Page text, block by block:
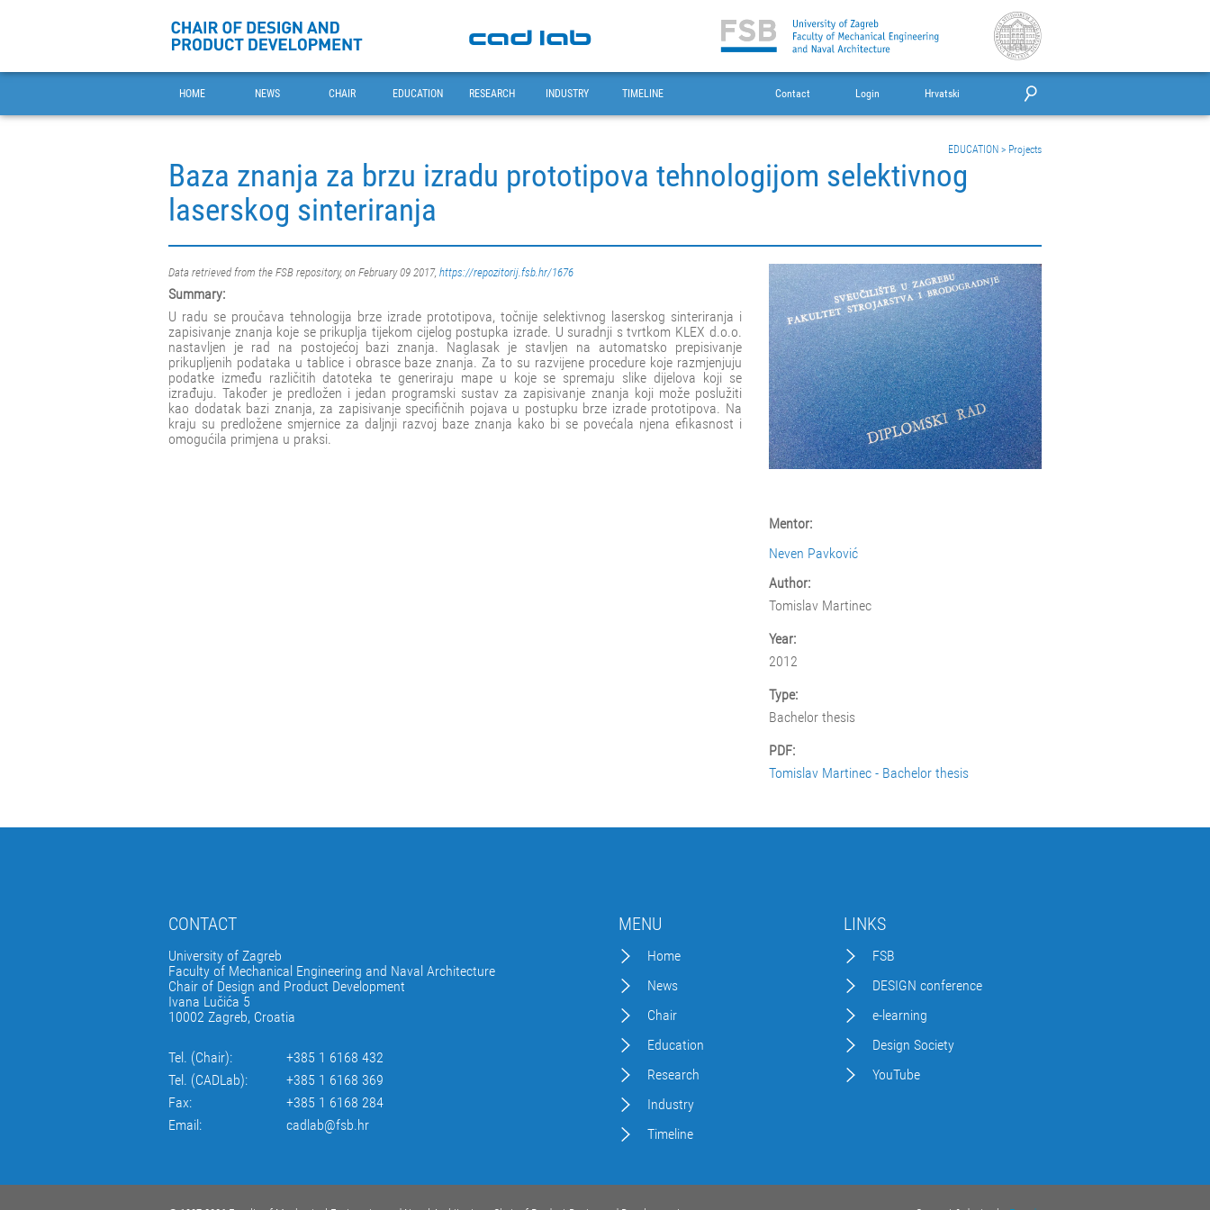
HOME NEWS CHAIR EDUCATION RESEARCH INDUSTRY TIMELINE Contact Login Hrvatski
EDUCATION > Projects
Baza znanja za brzu izradu prototipova tehnologijom selektivnog
laserskog sinteriranja
Data retrieved from the FSB repository, on February 09 2017, https://repozitorij.fsb.hr/1676
Summary:
U radu se proučava tehnologija brze izrade prototipova, točnije selektivnog laserskog sinteriranja i
zapisivanje znanja koje se prikuplja tijekom cijelog postupka izrade. U suradnji s tvrtkom KLEX d.o.o.
nastavljen je rad na postojećoj bazi znanja. Naglasak je stavljen na automatsko prepisivanje
prikupljenih podataka u tablice i obrasce baze znanja. Za to su razvijene procedure koje razmjenjuju
podatke između različitih datoteka te generiraju mape u koje se spremaju slike dijelova koji se
izrađuju. Također je predložen i jedan programski sustav za zapisivanje znanja koji može poslužiti
kao dodatak bazi znanja, za zapisivanje specifičnih pojava u postupku brze izrade prototipova. Na
kraju su predložene smjernice za daljnji razvoj baze znanja kako bi se povećala njena efikasnost i
omogućila primjena u praksi.
Mentor:
Neven Pavković
Author:
Tomislav Martinec
Year:
2012
Type:
Bachelor thesis
PDF:
Tomislav Martinec - Bachelor thesis
CONTACT
University of Zagreb
Faculty of Mechanical Engineering and Naval Architecture
Chair of Design and Product Development
Ivana Lučića 5
10002 Zagreb, Croatia
Tel. (Chair):
+385 1 6168 432
Tel. (CADLab):
+385 1 6168 369
Fax:
+385 1 6168 284
Email:
cadlab@fsb.hr
MENU
Home
News
Chair
Education
Research
Industry
Timeline
LINKS
FSB
DESIGN conference
e-learning
Design Society
YouTube